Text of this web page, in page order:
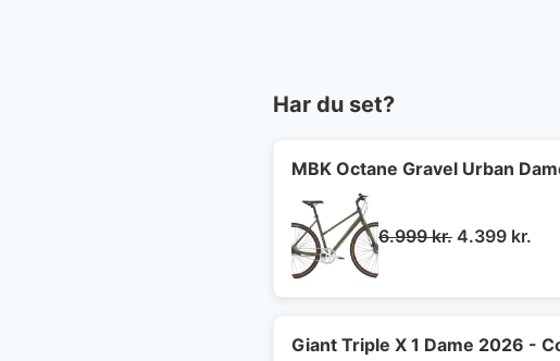
Har du set?
MBK Octane Gravel Urban
6.999kr. Den
6.999 kr..
4.399 kr.
Giant Triple X 1 Dame 2026 -